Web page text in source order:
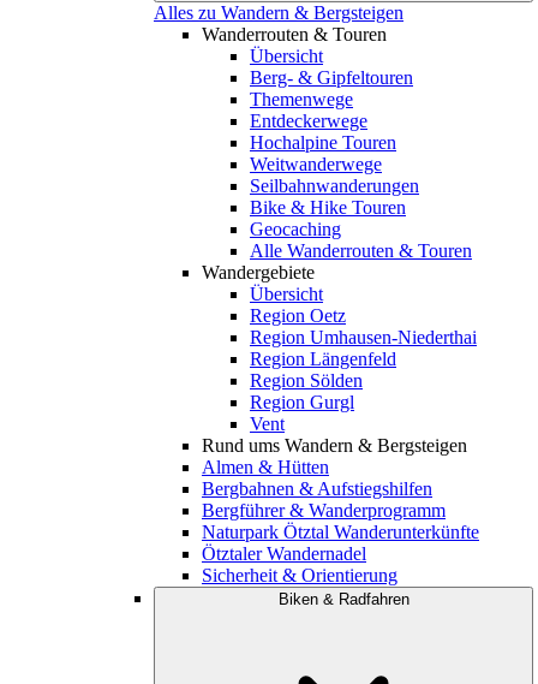
Alles zu Wandern & Bergsteigen
Wanderrouten & Touren
Übersicht
Berg- & Gipfeltouren
Themenwege
Entdeckerwege
Hochalpine Touren
Weitwanderwege
Seilbahnwanderungen
Bike & Hike Touren
Geocaching
Alle Wanderrouten & Touren
Wandergebiete
Übersicht
Region Oetz
Region Umhausen-Niederthai
Region Längenfeld
Region Sölden
Region Gurgl
Vent
Rund ums Wandern & Bergsteigen
Almen & Hütten
Bergbahnen & Aufstiegshilfen
Bergführer & Wanderprogramm
Naturpark Ötztal Wanderunterkünfte
Ötztaler Wandernadel
Sicherheit & Orientierung
Biken & Radfahren